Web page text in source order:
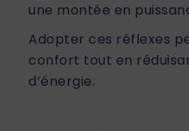
une montée en
Adopter ces réflexes
confort tout en
d’énergie.